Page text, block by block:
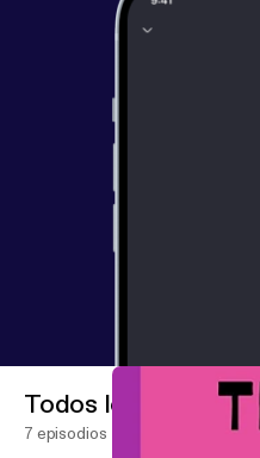
Todos los episodios
7 episodios